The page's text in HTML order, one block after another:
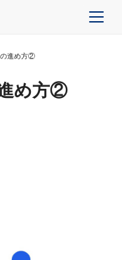
進め方②
め方②